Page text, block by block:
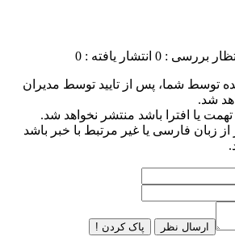
بررسی : 0 انتشار یافته : 0
توسط شما، پس از تایید توسط مدیران
شد.
یا افترا باشد منتشر نخواهد شد.
زبان فارسی یا غیر مرتبط با خبر باشد
ارسال نظر پاک کردن !